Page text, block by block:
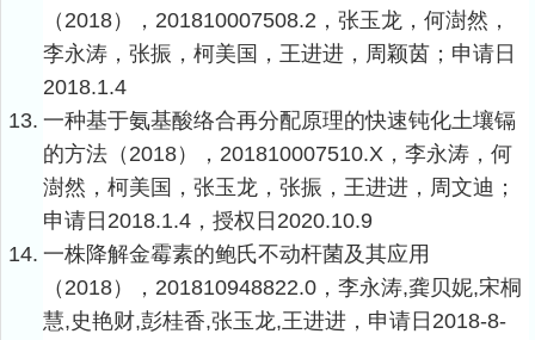
（ 2018）， 201810007508.2 ，张玉龙，何澍然，
李永涛，张振，柯美国，王进进，周颖茵；申请日
2018.1.4
13. 一种基于氨基酸络合再分配原理的快速钝化土壤镉
的方法（ 2018）， 201810007510.X ，李永涛，何
澍然，柯美国，张玉龙，张振，王进进，周文迪；
申请日 2018.1.4 ，授权日 2020.10.9
14. 一株降解金霉素的鲍氏不动杆菌及其应用
（ 2018）， 201810948822.0 ，李永涛,龚贝妮,宋桐
慧,史艳财,彭桂香,张玉龙,王进进，申请日 2018-8-